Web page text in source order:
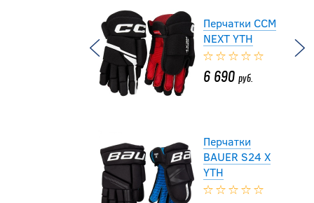
Перчатки CCM
NEXT YTH
6 690 руб.
Перчатки
BAUER S24 X
YTH